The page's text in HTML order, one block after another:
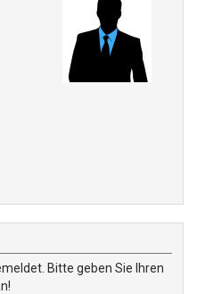
Bitte geben Sie Ihren